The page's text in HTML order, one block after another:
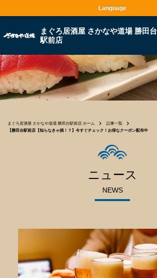
まぐろ居酒屋 さかなや道場 勝田台
駅前店
まぐろ居酒屋 さかなや道場 勝田台駅前店 ホーム
記事一覧
【勝田台駅前店【知らなきゃ損！？】今すぐチェック！お得なクーポン配布中
ニュース
NEWS
Language